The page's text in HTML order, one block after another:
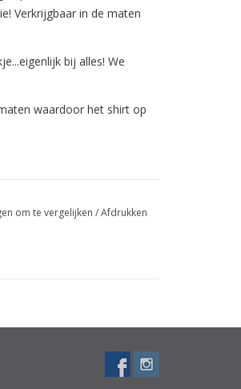
Verkrijgbaar in de maten
bij alles! We
waardoor het shirt op
om te vergelijken /Afdrukken